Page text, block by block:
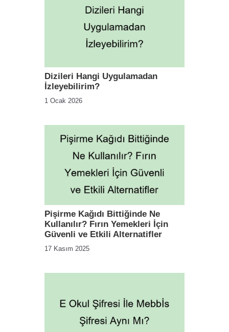
Dizileri Hangi Uygulamadan
İzleyebilirim?
1 Ocak 2026
Pişirme Kağıdı Bittiğinde Ne
Kullanılır? Fırın Yemekleri İçin
Güvenli ve Etkili Alternatifler
17 Kasım 2025